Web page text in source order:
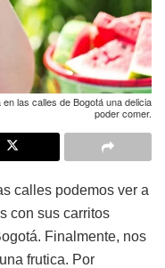
las calles de Bogotá una delicia
poder comer.
calles podemos ver a
con sus carritos
Finalmente, nos
frutica. Por